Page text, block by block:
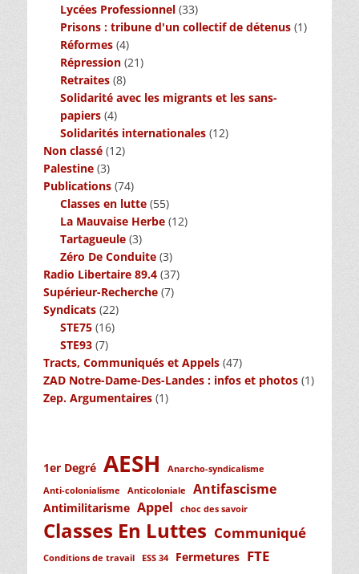
Lycées Professionnel (33)
Prisons : tribune d'un collectif de détenus (1)
Réformes (4)
Répression (21)
Retraites (8)
Solidarité avec les migrants et les sans-
papiers (4)
Solidarités internationales (12)
Non classé (12)
Palestine (3)
Publications (74)
Classes en lutte (55)
La Mauvaise Herbe (12)
Tartagueule (3)
Zéro De Conduite (3)
Radio Libertaire 89.4 (37)
Supérieur-Recherche (7)
Syndicats (22)
STE75 (16)
STE93 (7)
Tracts, Communiqués et Appels (47)
ZAD Notre-Dame-Des-Landes : infos et photos (1)
Zep. Argumentaires (1)
1er Degré AESH
Anarcho-syndicalisme
Anti-colonialisme
Anticoloniale Antifascisme
Antimilitarisme Appel choc des savoir
Classes En Luttes Communiqué
Conditions de travail ESS 34 Fermetures FTE